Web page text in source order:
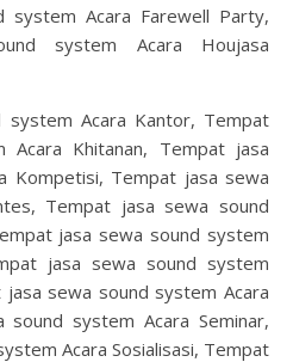
system Acara Farewell Party,
system Acara Houjasa
Acara Kantor, Tempat
Khitanan, Tempat jasa
Kompetisi, Tempat jasa sewa
Tempat jasa sewa sound
jasa sewa sound system
jasa sewa sound system
jasa sewa sound system Acara
system Acara Seminar,
Acara Sosialisasi, Tempat